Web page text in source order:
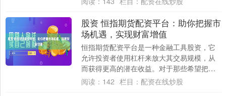
股资 恒指期货配资平台：助你把握市
场机遇，实现财富增值
恒指期货配资平台是一种金融工具股资，它
允许投资者使用杠杆来放大其交易规模，从
而获得更高的潜在收益。对于那些希望把握
市场机遇并实现财富增值的人来说，恒指期
阅读： 142 栏目： 配资在线炒股